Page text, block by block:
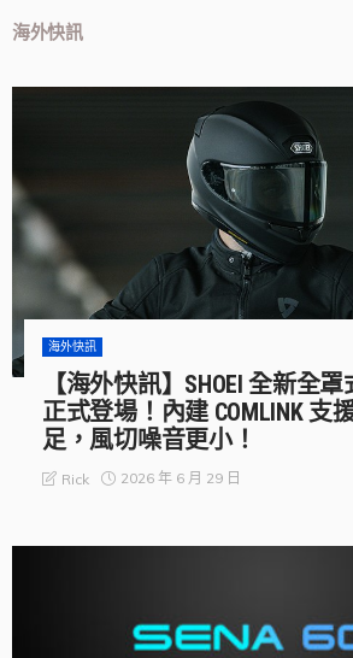
海外快訊
海外快訊
【海外快訊】SHOEI 全新全
正式登場！內建 COMLINK 支
足，風切噪音更小！
Rick 2026 年 6 月 29 日